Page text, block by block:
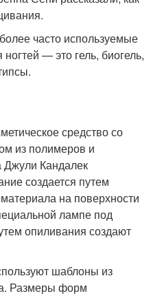
часто используемые
— это гель, биогель,
средство со
из полимеров и
Джули Кандалек
создается путем
на поверхности
лампе под
опиливания создают
шаблоны из
Размеры форм